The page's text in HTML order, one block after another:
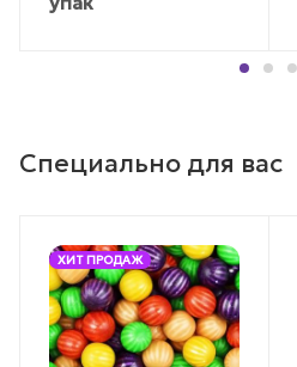
Специально для вас
ХИТ ПРОДАЖ